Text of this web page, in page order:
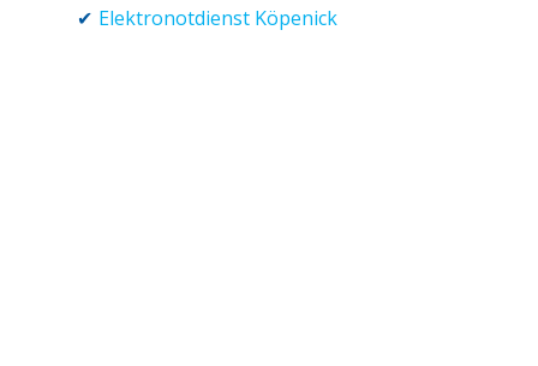
Elektronotdienst Köpenick